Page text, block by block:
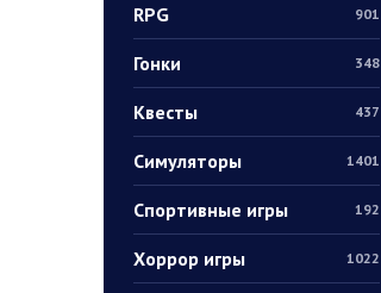
RPG 901
Гонки 348
Квесты 437
Симуляторы 1401
Спортивные игры 192
Хоррор игры 1022